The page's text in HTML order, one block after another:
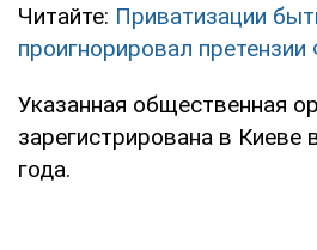
Читайте: Приватизации
проигнорировал
Указанная общественная
зарегистрирована в Киеве
года.